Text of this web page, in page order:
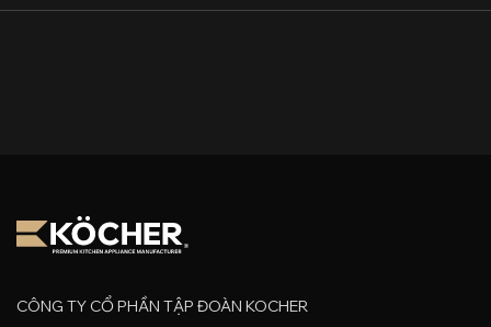
CÔNG TY CỔ PHẦN TẬP ĐOÀN KOCHER